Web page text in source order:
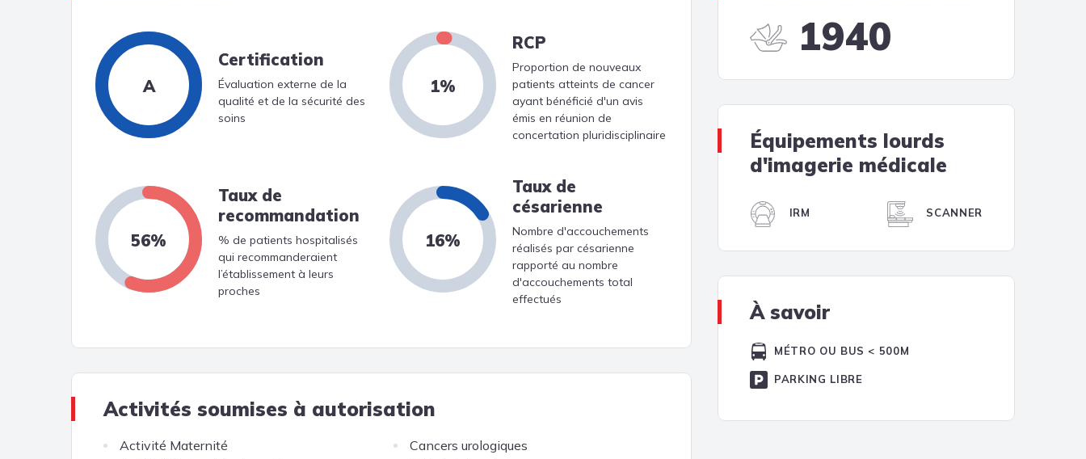
A
Certification
Évaluation externe de la
qualité et de la sécurité des
soins
1%
RCP
Proportion de nouveaux
patients atteints de cancer
ayant bénéficié d'un avis
émis en réunion de
concertation pluridisciplinaire
56%
Taux de
recommandation
% de patients hospitalisés
qui recommanderaient
l’établissement à leurs
proches
16%
Taux de
césarienne
Nombre d'accouchements
réalisés par césarienne
rapporté au nombre
d'accouchements total
effectués
Activités soumises à autorisation
Activité Maternité
Cancers urologiques
1940
Équipements lourds
d'imagerie médicale
IRM SCANNER
À savoir
MÉTRO OU BUS < 500M
PARKING LIBRE